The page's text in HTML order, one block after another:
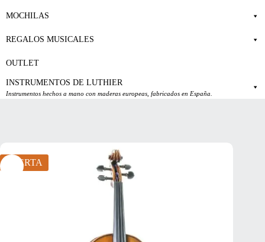
MOCHILAS
REGALOS MUSICALES
OUTLET
INSTRUMENTOS DE LUTHIER
Instrumentos hechos a mano con maderas europeas, fabricados en España.
OFERTA